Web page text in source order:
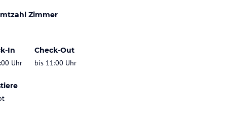
Zimmer
In
Uhr
Check-Out
bis 11:00 Uhr